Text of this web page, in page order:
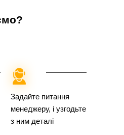
Задайте питання
менеджеру, і узгодьте
з ним деталі